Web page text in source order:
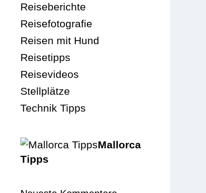
Reiseberichte
Reisefotografie
Reisen mit Hund
Reisetipps
Reisevideos
Stellplätze
Technik Tipps
Mallorca
Tipps